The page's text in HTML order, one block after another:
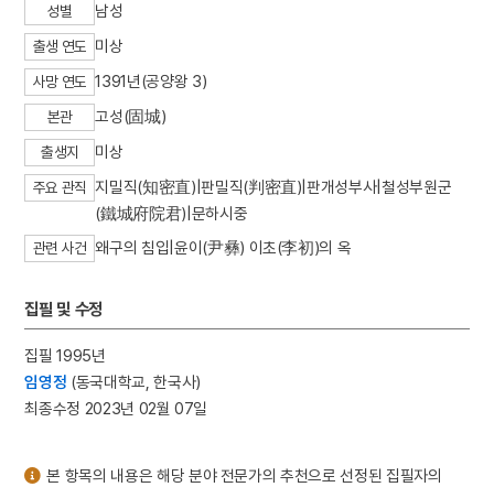
5 금성대군
6 김창준
7 명량대첩
8
물레방아
9 서울은로초등학교
10
성학십도
성별 남성
출생 연도 미상
사망 연도 1391년(공양왕 3)
본관 고성(固城)
출생지 미상
주요 관직 지밀직(知密直)|판밀직(判密直)|판개성부사|철성부원군
(鐵城府院君)|문하시중
관련 사건 왜구의 침입|윤이(尹彝) 이초(李初)의 옥
집필 및 수정
집필 1995년
임영정 (동국대학교, 한국사)
최종수정 2023년 02월 07일
본 항목의 내용은 해당 분야 전문가의 추천으로 선정된 집필자의